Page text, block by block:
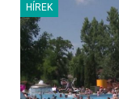
HÍREK